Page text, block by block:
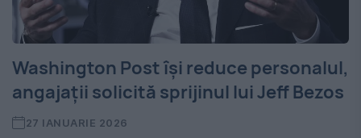
Washington Post își reduce personalul,
angajații solicită sprijinul lui Jeff Bezos
27 IANUARIE 2026